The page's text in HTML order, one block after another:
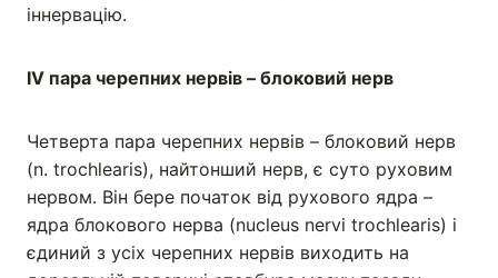
іннервацію.
IV пара черепних нервів – блоковий нерв
Четверта пара черепних нервів – блоковий нерв
(n. trochlearis), найтонший нерв, є суто руховим
нервом. Він бере початок від рухового ядра –
ядра блокового нерва (nucleus nervi trochlearis) і
єдиний з усіх черепних нервів виходить на